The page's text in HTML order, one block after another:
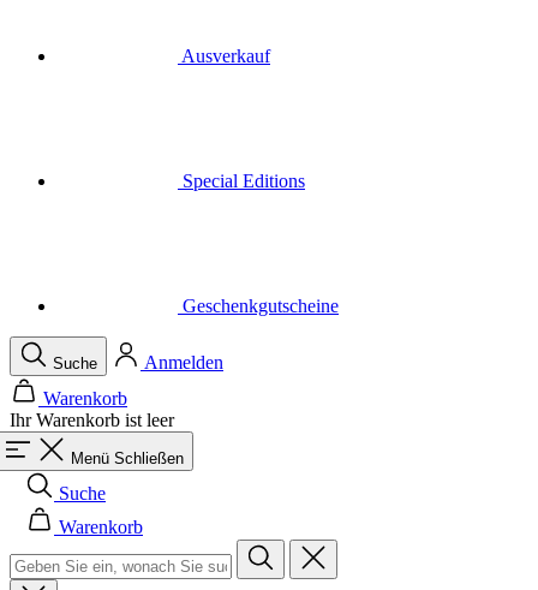
Ihr Warenkorb ist leer
Menü Schließen
Suche
Warenkorb
Herren
Alle in der Kategorie Herren